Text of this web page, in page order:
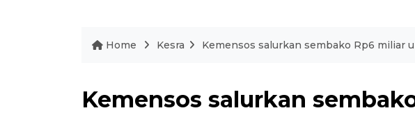
Home Kesra Kemensos salurkan sembako Rp6 miliar
Kemensos salurkan